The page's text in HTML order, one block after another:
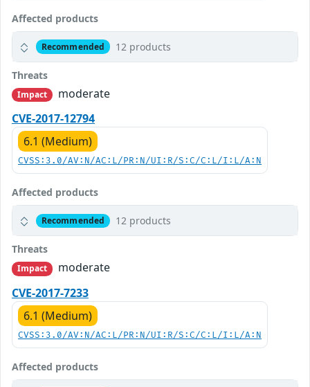
Affected products
Recommended 12 products
Threats
Impact
moderate
CVE-2017-12794
6.1 (Medium)
CVSS:3.0/AV:N/AC:L/PR:N/UI:R/S:C/C:L/I:L/A:N
Affected products
Recommended 12 products
Threats
Impact
moderate
CVE-2017-7233
6.1 (Medium)
CVSS:3.0/AV:N/AC:L/PR:N/UI:R/S:C/C:L/I:L/A:N
Affected products